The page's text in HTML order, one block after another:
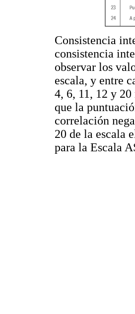
Consistencia
consistencia
observar los
escala, y entre
4, 6, 11, 12 y
que la
correlación
20 de la escala
para la Escala